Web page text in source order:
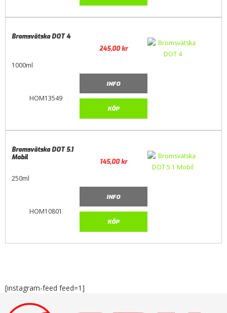
HOM13549
Bromsvätska DOT 4
1000ml
245,00kr
INFO
KÖP
HOM10801
Bromsvätska DOT 5.1
Mobil
250ml
145,00kr
INFO
KÖP
[instagram-feed feed=1]